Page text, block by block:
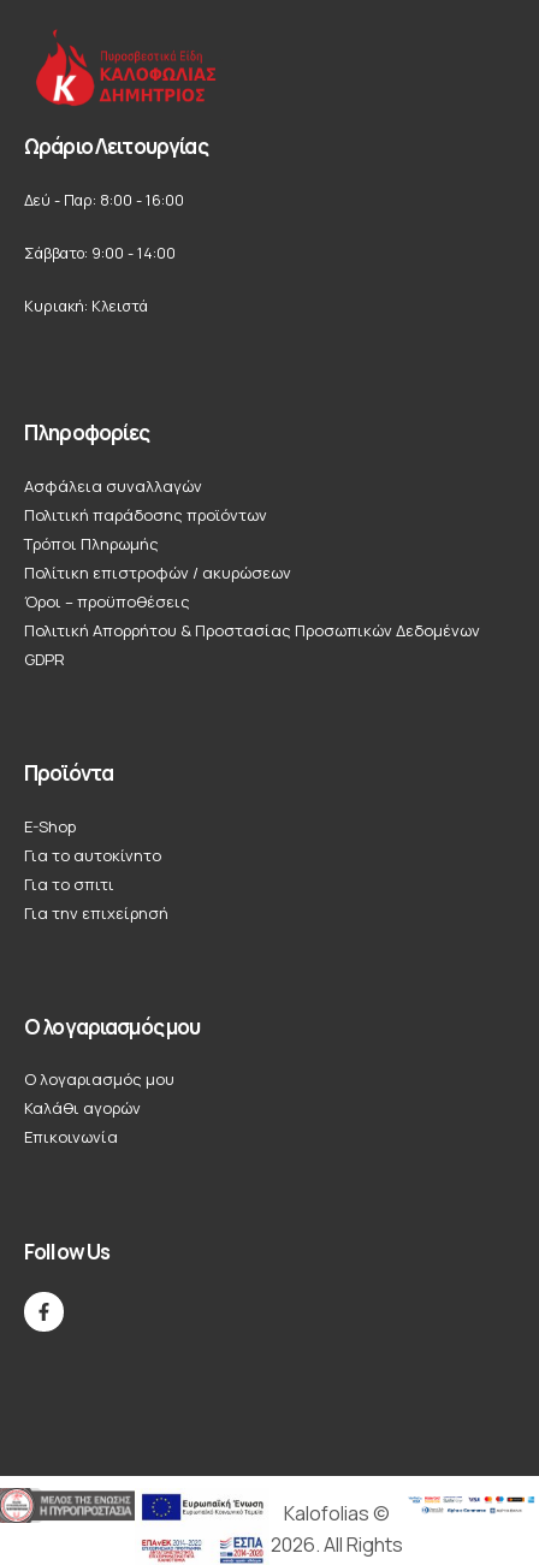
Ωράριο Λειτουργίας
Δεύ - Παρ: 8:00 - 16:00
Σάββατο: 9:00 - 14:00
Κυριακή: Κλειστά
Πληροφορίες
Ασφάλεια συναλλαγών
Πολιτική παράδοσης προϊόντων
Τρόποι Πληρωμής
Πολίτικη επιστροφών / ακυρώσεων
Όροι – προϋποθέσεις
Πολιτική Απορρήτου & Προστασίας Προσωπικών Δεδομένων
GDPR
Προϊόντα
E-Shop
Για το αυτοκίνητο
Για το σπιτι
Για την επιχείρησή
Ο λογαριασμός μου
Ο λογαριασμός μου
Καλάθι αγορών
Επικοινωνία
Follow Us
Kalofolias ©
2026. All Rights